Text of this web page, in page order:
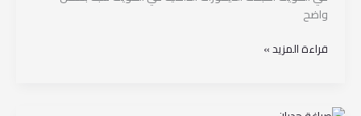
واضح
قراءة المزيد »